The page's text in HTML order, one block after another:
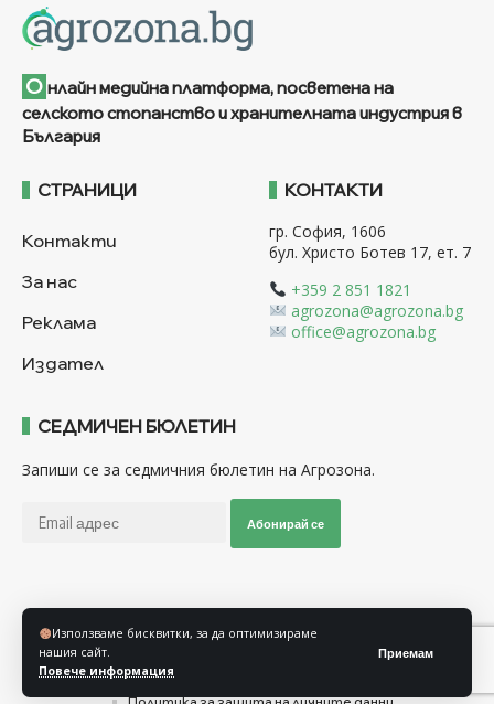
Използваме бисквитки, за да оптимизираме
нашия сайт.
Повече информация
Приемам
О нлайн медийна платформа, посветена на
селското стопанство и хранителната индустрия в
България
СТРАНИЦИ
Контакти
За нас
Реклама
Издател
КОНТАКТИ
гр. София, 1606
бул. Христо Ботев 17, ет. 7
+359 2 851 1821
agrozona@agrozona.bg
office@agrozona.bg
СЕДМИЧЕН БЮЛЕТИН
Запиши се за седмичния бюлетин на Агрозона.
Абонирай се
Общи условия
Политика за използване на “Бисквитки”